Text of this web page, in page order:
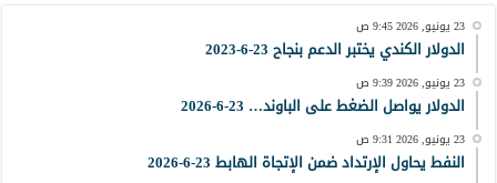
23 يونيو, 2026 9:45 ص
الدولار الكندي يختبر الدعم بنجاح 23-6-2023
23 يونيو, 2026 9:39 ص
الدولار يواصل الضغط على الباوند… 23-6-2026
23 يونيو, 2026 9:31 ص
النفط يحاول الإرتداد ضمن الإتجاة الهابط 23-6-2026